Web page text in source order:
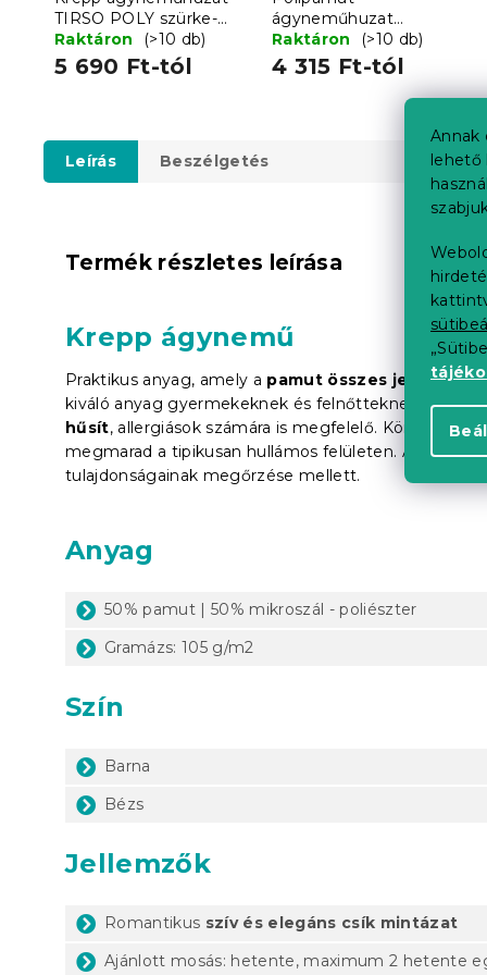
Annak
lehető
TIRSO POLY szürke-
fehér
Raktáron (>10 db)
5 690 Ft-tól
ágyneműhuzat
DANIELA POLY bézs
Raktáron (>10 db)
4 315 Ft-tól
Leírás Beszélgetés
Termék részletes leírása
Krepp ágynemű
Praktikus anyag, amely a pamut összes
kiváló anyag gyermekeknek és felnőtteknek minden
hűsít, allergiások számára is megfelelő. Könnyű
megmarad a tipikusan hullámos felületen. A
tulajdonságainak megőrzése mellett.
Anyag
50% pamut | 50% mikroszál - poliészter
Gramázs: 105 g/m2
Szín
Barna
Bézs
Jellemzők
Romantikus szív és elegáns csík mintázat
Ajánlott mosás: hetente, maximum 2 hetente